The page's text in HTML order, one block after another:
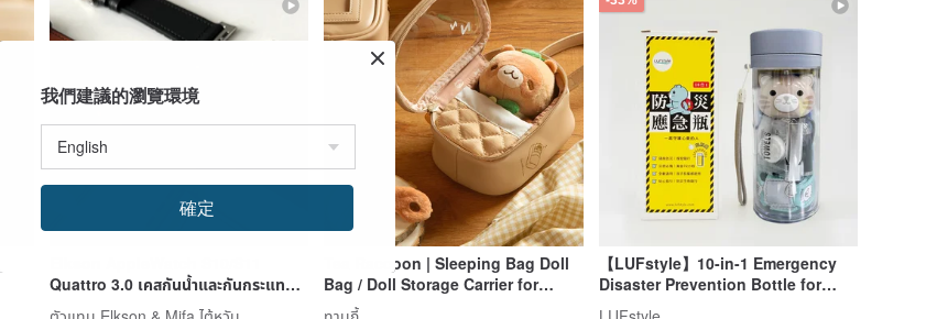
Quattro 3.0 เคสกันน้ำและกันกระแทก
เกรดทหาร 42/46 มม.
Tea Raccoon | Sleeping Bag Doll
Bag / Doll Storage Carrier for
Travel (Suitable for 10-12cm dolls)
【LUFstyle】10-in-1 Emergency
Disaster Prevention Bottle for
Evacuation, Survival, and
我們建議的瀏覽環境
確定